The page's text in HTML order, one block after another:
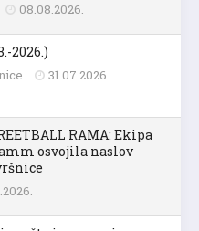
08.08.2026.
2026.)
31.07.2026.
RAMA: Ekipa
osvojila naslov